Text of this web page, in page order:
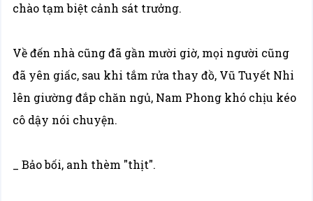
chào tạm biệt cảnh sát trưởng.
Về đến nhà cũng đã gần mười giờ, mọi người cũng
đã yên giấc, sau khi tắm rửa thay đồ, Vũ Tuyết Nhi
lên giường đắp chăn ngủ, Nam Phong khó chịu kéo
cô dậy nói chuyện.
_ Bảo bối, anh thèm "thịt".